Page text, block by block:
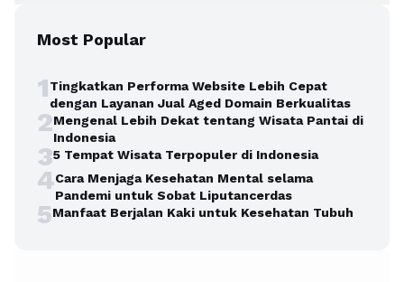
Most Popular
1Tingkatkan Performa Website Lebih Cepat
dengan Layanan Jual Aged Domain Berkualitas
2Mengenal Lebih Dekat tentang Wisata Pantai di
Indonesia
35 Tempat Wisata Terpopuler di Indonesia
4Cara Menjaga Kesehatan Mental selama
Pandemi untuk Sobat Liputancerdas
5Manfaat Berjalan Kaki untuk Kesehatan Tubuh